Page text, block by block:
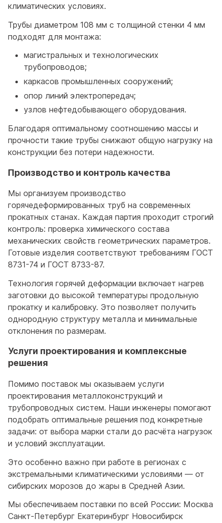
климатических условиях.
Трубы диаметром 108 мм с толщиной стенки 4 мм
подходят для монтажа:
магистральных и технологических
трубопроводов;
каркасов промышленных сооружений;
опор линий электропередач;
узлов нефтедобывающего оборудования.
Благодаря оптимальному соотношению массы и
прочности такие трубы снижают общую нагрузку на
конструкции без потери надежности.
Производство и контроль качества
Мы организуем производство
горячедеформированных труб на современных
прокатных станах. Каждая партия проходит строгий
контроль: проверка химического состава
механических свойств геометрических параметров.
Готовые изделия соответствуют требованиям ГОСТ
8731-74 и ГОСТ 8733-87.
Технология горячей деформации включает нагрев
заготовки до высокой температуры продольную
прокатку и калибровку. Это позволяет получить
однородную структуру металла и минимальные
отклонения по размерам.
Услуги проектирования и комплексные
решения
Помимо поставок мы оказываем услуги
проектирования металлоконструкций и
трубопроводных систем. Наши инженеры помогают
подобрать оптимальные решения под конкретные
задачи: от выбора марки стали до расчёта нагрузок
и условий эксплуатации.
Это особенно важно при работе в регионах с
экстремальными климатическими условиями — от
сибирских морозов до жары в Средней Азии.
Мы обеспечиваем поставки по всей России: Москва
Санкт-Петербург Екатеринбург Новосибирск